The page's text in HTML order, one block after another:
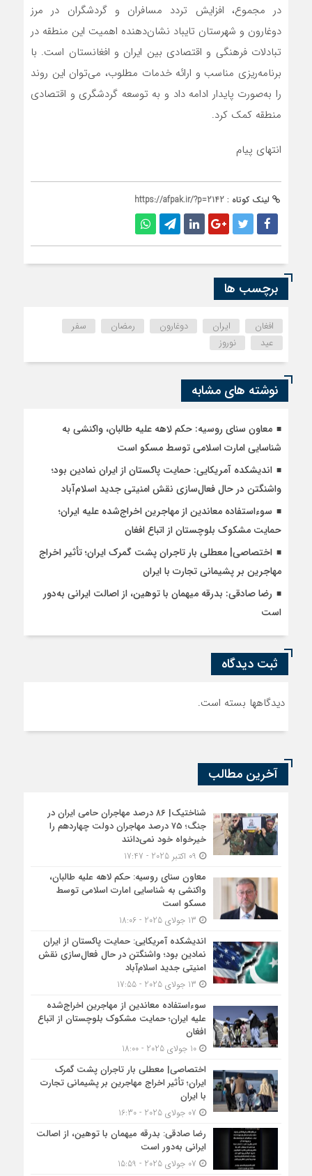
در مجموع، افزایش تردد مسافران و گردشگران در مرز
دوغارون و شهرستان تایباد نشان‌دهنده اهمیت این منطقه در
تبادلات فرهنگی و اقتصادی بین ایران و افغانستان است. با
برنامه‌ریزی مناسب و ارائه خدمات مطلوب، می‌توان این روند
را به‌صورت پایدار ادامه داد و به توسعه گردشگری و اقتصادی
منطقه کمک کرد.
انتهای پیام
لینک کوتاه : https://afpak.ir/?p=2142
برچسب ها
افغان ایران دوغارون رمضان
سفر
عید
نوروز
نوشته های مشابه
معاون سنای روسیه: حکم لاهه علیه طالبان، واکنشی به
شناسایی امارت اسلامی توسط مسکو است
اندیشکده آمریکایی: حمایت پاکستان از ایران نمادین بود؛
واشنگتن در حال فعال‌سازی نقش امنیتی جدید اسلام‌آباد
سوءاستفاده معاندین از مهاجرین اخراج‌شده علیه ایران؛
حمایت مشکوک بلوچستان از اتباع افغان
اختصاصی| معطلی بار تاجران پشت گمرک ایران؛ تأثیر اخراج
مهاجرین بر پشیمانی تجارت با ایران
رضا صادقی: بدرقه میهمان با توهین، از اصالت ایرانی به‌دور
است
ثبت دیدگاه
دیدگاهها بسته است.
آخرین مطالب
شناختیک| ۸۶ درصد مهاجران حامی ایران در
جنگ؛ ۷۵ درصد مهاجران دولت چهاردهم را
خیرخواه خود نمی‌دانند
معاون سنای روسیه: حکم لاهه علیه طالبان،
واکنشی به شناسایی امارت اسلامی توسط
مسکو است
اندیشکده آمریکایی: حمایت پاکستان از ایران
نمادین بود؛ واشنگتن در حال فعال‌سازی نقش
امنیتی جدید اسلام‌آباد
سوءاستفاده معاندین از مهاجرین اخراج‌شده
علیه ایران؛ حمایت مشکوک بلوچستان از اتباع
افغان
10 جولای 2025 - 18:00
اختصاصی| معطلی بار تاجران پشت گمرک
ایران؛ تأثیر اخراج مهاجرین بر پشیمانی تجارت
با ایران
رضا صادقی: بدرقه میهمان با توهین، از اصالت
ایرانی به‌دور است